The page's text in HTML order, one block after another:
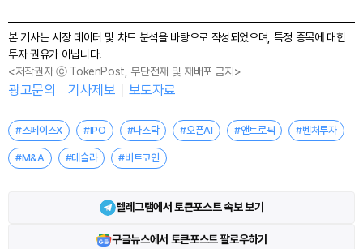
본 기사는 시장 데이터 및 차트 분석을 바탕으로 작성되었으며, 특정 종목에 대한
투자 권유가 아닙니다.
<저작권자 ⓒ TokenPost, 무단전재 및 재배포 금지>
광고문의 기사제보 보도자료
#스페이스X #IPO #나스닥 #오픈AI #앤트로픽 #벤처투자
#M&A #테슬라 #비트코인
텔레그램에서 토큰포스트 속보 보기
구글뉴스에서 토큰포스트 팔로우하기